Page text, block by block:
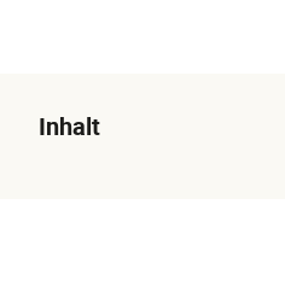
Inhalt